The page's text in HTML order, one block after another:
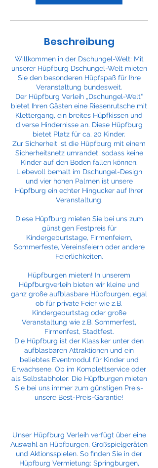
Beschreibung
Willkommen in der Dschungel-Welt: Mit
unserer Hüpfburg Dschungel-Welt mieten
Sie den besonderen Hüpfspaß für Ihre
Veranstaltung bundesweit.
Der Hüpfburg Verleih „Dschungel-Welt“
bietet Ihren Gästen eine Riesenrutsche mit
Klettergang, ein breites Hüpfkissen und
diverse Hindernisse an. Diese Hüpfburg
bietet Platz für ca. 20 Kinder.
Zur Sicherheit ist die Hüpfburg mit einem
Sicherheitsnetz umrandet, sodass keine
Kinder auf den Boden fallen können.
Liebevoll bemalt im Dschungel-Design
und vier hohen Palmen ist unsere
Hüpfburg ein echter Hingucker auf Ihrer
Veranstaltung.
Diese Hüpfburg mieten Sie bei uns zum
günstigen Festpreis für
Kindergeburtstage, Firmenfeiern,
Sommerfeste, Vereinsfeiern oder andere
Feierlichkeiten.
Hüpfburgen mieten! In unserem
Hüpfburgverleih bieten wir kleine und
ganz große aufblasbare Hüpfburgen, egal
ob für private Feier wie z.B.
Kindergeburtstag oder große
Veranstaltung wie z.B. Sommerfest,
Firmenfest, Stadtfest.
Die Hüpfburg ist der Klassiker unter den
aufblasbaren Attraktionen und ein
beliebtes Eventmodul für Kinder und
Erwachsene. Ob im Komplettservice oder
als Selbstabholer: Die Hüpfburgen mieten
Sie bei uns immer zum günstigen Preis-
unsere Best-Preis-Garantie!
Unser Hüpfburg Verleih verfügt über eine
Auswahl an Hüpfburgen, Großspielgeräten
und Aktionsspielen. So finden Sie in der
Hüpfburg Vermietung: Springburgen,